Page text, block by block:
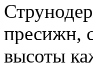
пресижн,
высоты